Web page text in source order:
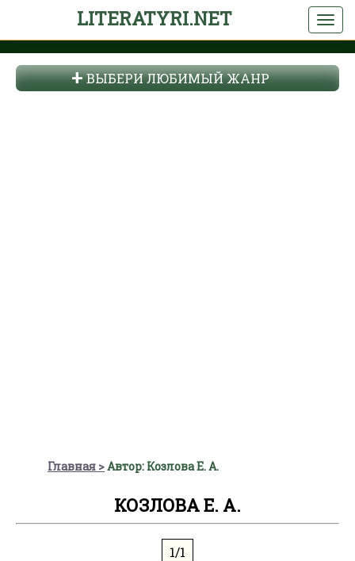
LITERATYRI.NET
ВЫБЕРИ ЛЮБИМЫЙ ЖАНР
Главная Автор: Козлова Е. А.
КОЗЛОВА Е. А.
1/1